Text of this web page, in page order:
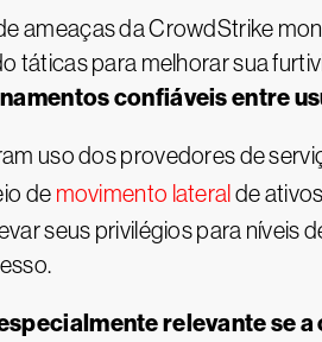
ameaças da CrowdStrike
táticas para melhorar sua
confiáveis entre
uso dos provedores de
de movimento lateral de
seus privilégios para níveis
relevante se